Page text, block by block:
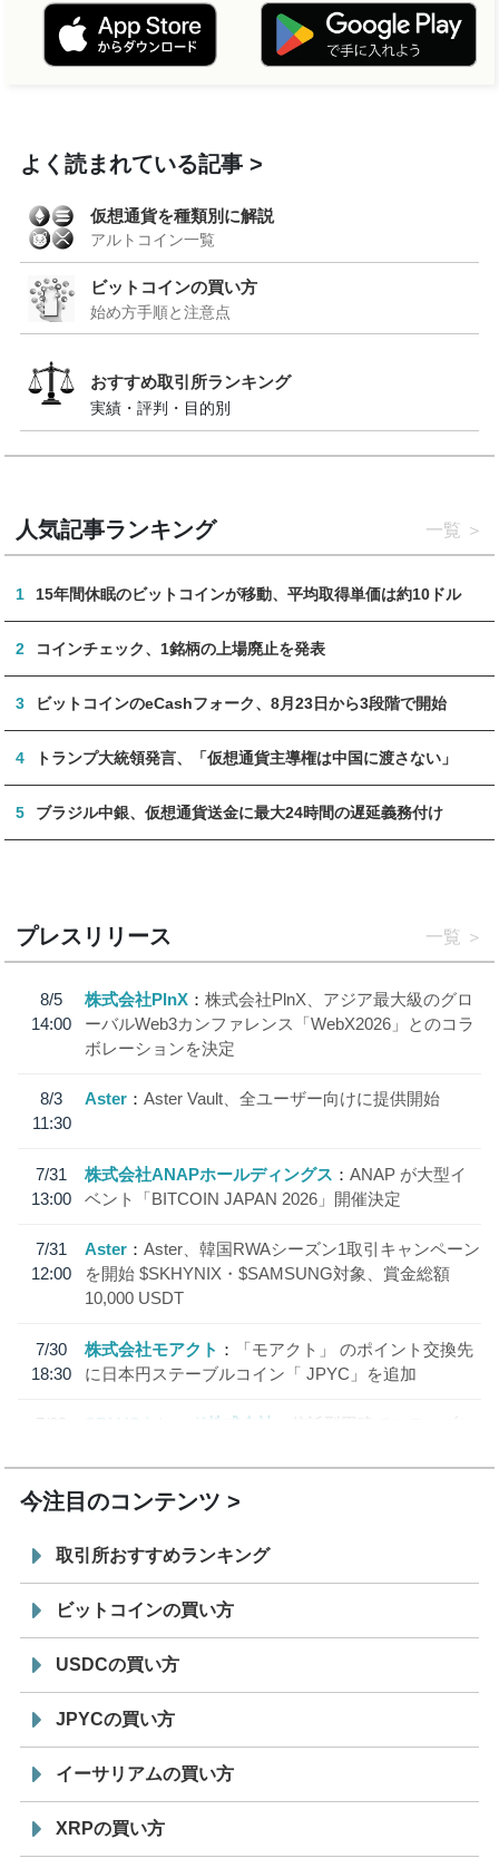
よく読まれている記事
仮想通貨を種類別に解説
アルトコイン一覧
ビットコインの買い方
始め方手順と注意点
おすすめ取引所ランキング
実績・評判・目的別
人気記事ランキング 一覧
1 15年間休眠のビットコインが移動、平均取得単価は約10ドル
2 コインチェック、1銘柄の上場廃止を発表
3 ビットコインのeCashフォーク、8月23日から3段階で開始
4 トランプ大統領発言、「仮想通貨主導権は中国に渡さない」
5 ブラジル中銀、仮想通貨送金に最大24時間の遅延義務付け
プレスリリース 一覧
8/5
14:00
株式会社PlnX
株式会社PlnX、アジア最大級のグロ
ーバルWeb3カンファレンス「WebX2026」とのコラ
ボレーションを決定
8/3
11:30
Aster Aster Vault、全ユーザー向けに提供開始
7/31
13:00
株式会社ANAPホールディングス
ANAP が大型イ
ベント「BITCOIN JAPAN 2026」開催決定
7/31
12:00
Aster
Aster、韓国RWAシーズン1取引キャンペーン
を開始 $SKHYNIX・$SAMSUNG対象、賞金総額
10,000 USDT
7/30
18:30
株式会社モアクト
「モアクト」 のポイント交換先
に日本円ステーブルコイン「 JPYC」を追加
7/29
SBI VCトレード株式会社
信託型円建てステーブル
今注目のコンテンツ
取引所おすすめランキング
ビットコインの買い方
USDCの買い方
JPYCの買い方
イーサリアムの買い方
XRPの買い方